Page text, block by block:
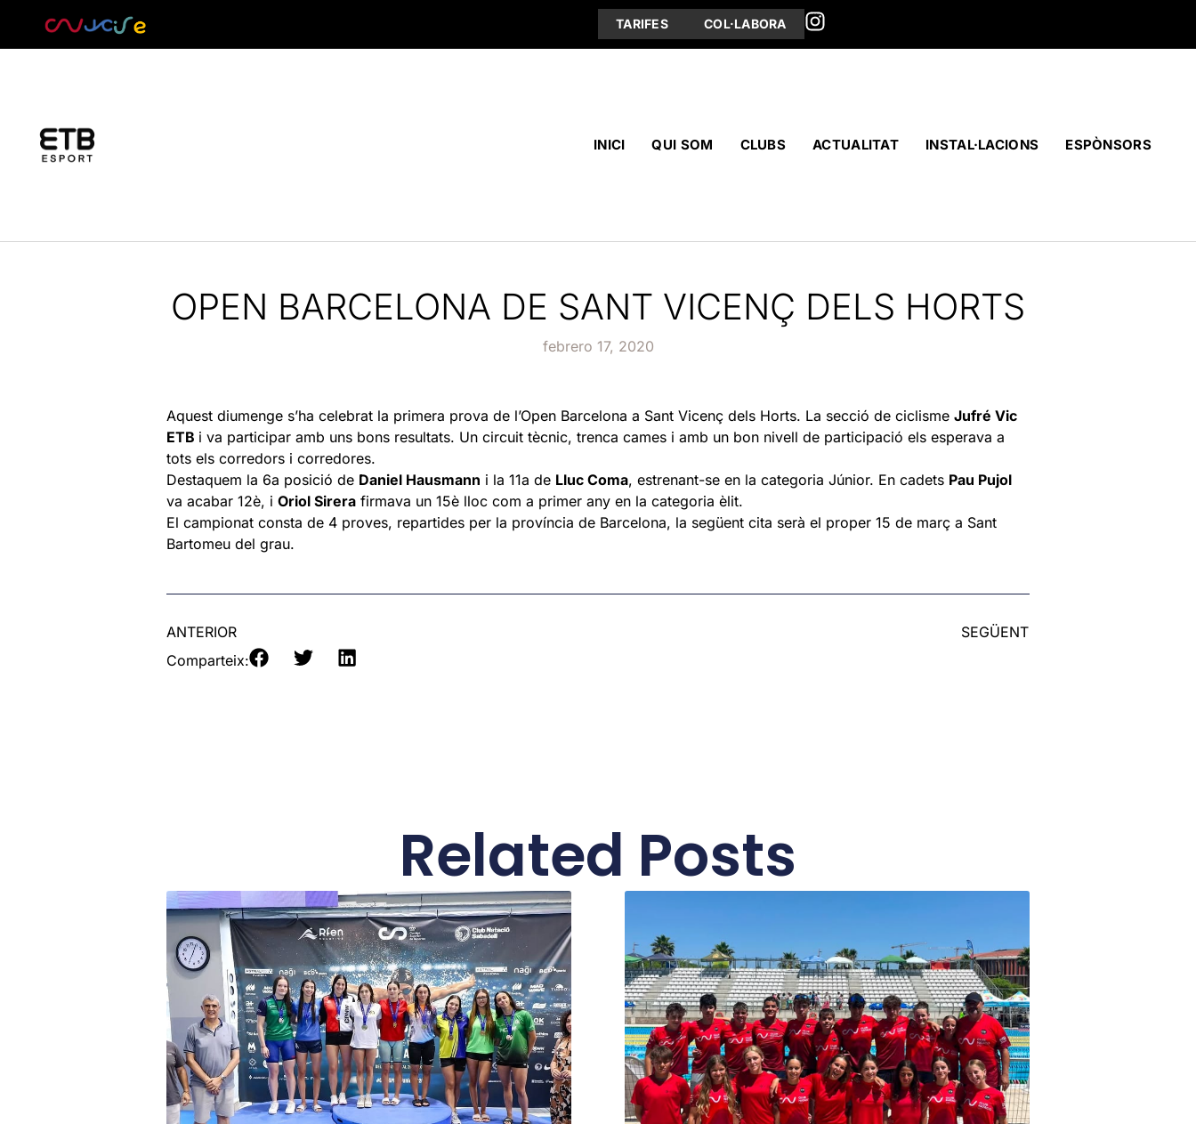
TARIFES COL·LABORA
INICI QUI SOM CLUBS ACTUALITAT INSTAL·LACIONS ESPÒNSORS
OPEN BARCELONA DE SANT VICENÇ DELS HORTS
febrero 17, 2020
Aquest diumenge s’ha celebrat la primera prova de l’Open Barcelona a Sant Vicenç dels Horts. La secció de ciclisme Jufré Vic
ETB i va participar amb uns bons resultats. Un circuit tècnic, trenca cames i amb un bon nivell de participació els esperava a
tots els corredors i corredores.
Destaquem la 6a posició de Daniel Hausmann i la 11a de Lluc Coma, estrenant-se en la categoria Júnior. En cadets Pau Pujol
va acabar 12è, i Oriol Sirera firmava un 15è lloc com a primer any en la categoria èlit.
El campionat consta de 4 proves, repartides per la província de Barcelona, la següent cita serà el proper 15 de març a Sant
Bartomeu del grau.
ANTERIOR
SEGÜENT
Comparteix:
Related Posts